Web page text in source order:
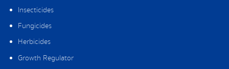
Insecticides
Fungicides
Herbicides
Growth Regulator